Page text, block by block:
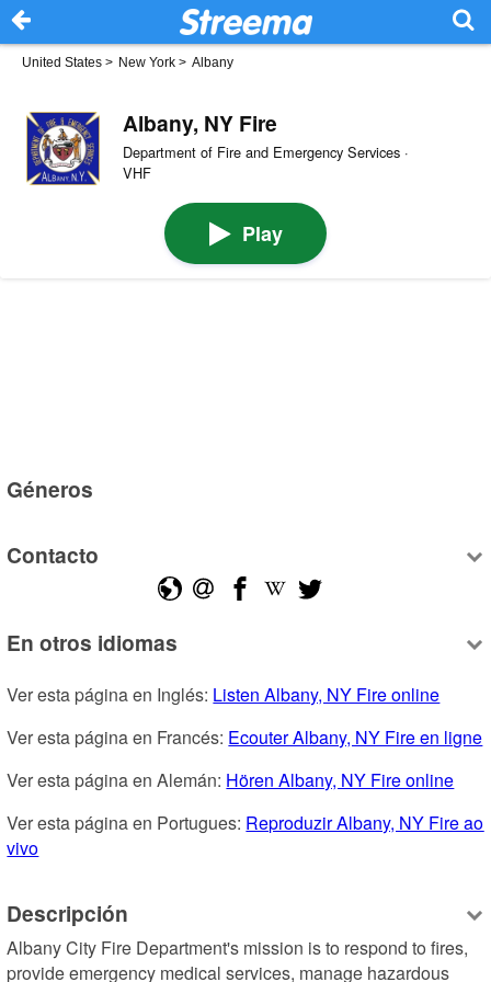
United States > New York > Albany
Albany, NY Fire
Department of Fire and Emergency Services ·
VHF
Play
Géneros
Contacto
En otros idiomas
Ver esta página en Inglés: Listen Albany, NY Fire online
Ver esta página en Francés: Ecouter Albany, NY Fire en ligne
Ver esta página en Alemán: Hören Albany, NY Fire online
Ver esta página en Portugues: Reproduzir Albany, NY Fire ao
vivo
Descripción
Albany City Fire Department's mission is to respond to fires,
provide emergency medical services, manage hazardous